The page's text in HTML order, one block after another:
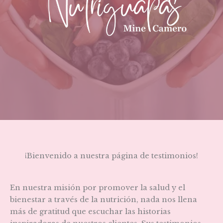
¡Bienvenido a nuestra página de testimonios!
En nuestra misión por promover la salud y el
bienestar a través de la nutrición, nada nos llena
más de gratitud que escuchar las historias